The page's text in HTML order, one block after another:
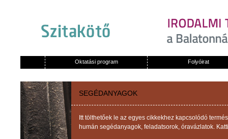
Oktatási program Folyóirat
SEGÉDANYAGOK
Itt tölthetőek le az egyes cikkekhez kapcsolódó
humán segédanyagok, feladatsorok, óravázlatok.